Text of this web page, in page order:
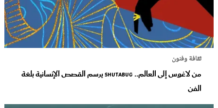
ثقافة وفنون
من لاغوس إلى العالم.. Shutabug يرسم القصص الإنسانية بلغة
الفن